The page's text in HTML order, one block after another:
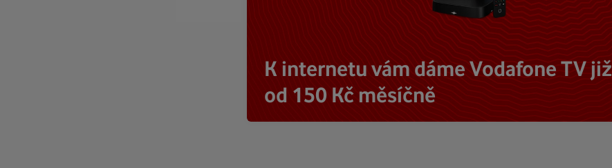
K internetu vám dáme Vodafone TV již
od 150 Kč měsíčně